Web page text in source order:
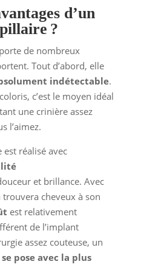
d’un
?
de nombreux
Tout d’abord, elle
indétectable.
c’est le moyen idéal
une crinière assez
l’aimez.
réalisé avec
et brillance. Avec
cheveux à son
est relativement
de l’implant
assez couteuse, un
se pose avec la plus